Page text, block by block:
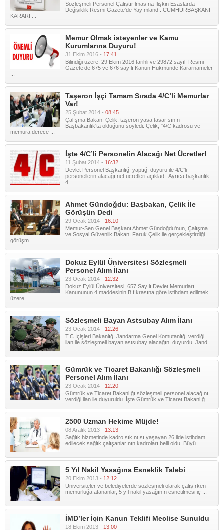
Sözleşmeli Personel Çalıştırılmasına İlişkin Esaslarda
Değişiklik Resmi Gazete'de Yayımlandı. CUMHURBAŞKANI
KARARI ...
Memur Olmak isteyenler ve Kamu
Kurumlarına Duyuru!
31 Ekim 2016 - 17:41
Bilindiği üzere, 29 Ekim 2016 tarihli ve 29872 sayılı Resmi
Gazete’de 675 ve 676 sayılı Kanun Hükmünde Kararnameler
Taşeron İşçi Tamam Sırada 4/C’li Memurlar
Var!
25 Şubat 2014 - 08:45
Çalışma Bakanı Çelik, taşeron yasa tasarısının
Başbakanlık'ta olduğunu söyledi. Çelik, "4/C kadrosu ve
memura derece ...
İşte 4/C’li Personelin Alacağı Net Ücretler!
11 Şubat 2014 - 16:32
Devlet Personel Başkanlığı yaptığı duyuru ile 4/C'li
personellerin alacağı net ücretleri açıkladı. Ayrıca başkanlık
4 ...
Ahmet Gündoğdu: Başbakan, Çelik İle
Görüşün Dedi
29 Ocak 2014 - 16:10
Memur-Sen Genel Başkanı Ahmet Gündoğdu'nun, Çalışma
ve Sosyal Güvenlik Bakanı Faruk Çelik ile gerçekleştirdiği
görüşm ...
Dokuz Eylül Üniversitesi Sözleşmeli
Personel Alım İlanı
23 Ocak 2014 - 12:32
Dokuz Eylül Üniversitesi, 657 Sayılı Devlet Memurları
Kanununun 4 maddesinin B fıkrasına göre istihdam edilmek
üzere ...
Sözleşmeli Bayan Astsubay Alım İlanı
23 Ocak 2014 - 12:26
T.C İçişleri Bakanlığı Jandarma Genel Komutanlığı verdiği
ilan ile sözleşmeli bayan astsubay alacağını duyurdu. Jand ...
Gümrük ve Ticaret Bakanlığı Sözleşmeli
Personel Alım İlanı
23 Ocak 2014 - 12:20
Gümrük ve Ticaret Bakanlığı sözleşmeli personel alacağını
verdiği ilan ile duyuruldu. İşte Gümrük ve Ticaret Bakanlığ ...
2500 Uzman Hekime Müjde!
08 Aralık 2013 - 13:13
Sağlık hizmetinde kadro sıkıntısı yaşayan 26 ilde istihdam
edilecek sağlık çalışanlarının kadroları belli oldu. Büyü ...
5 Yıl Nakil Yasağına Esneklik Talebi
20 Ekim 2013 - 12:12
Üniversiteler ve belediyelerde sözleşmeli olarak çalışırken
memurluğa atananlar, 5 yıl nakil yasağının esnetilmesi iç ...
İMD’ler İçin Kanun Teklifi Meclise Sunuldu
18 Ekim 2013 - 13:00